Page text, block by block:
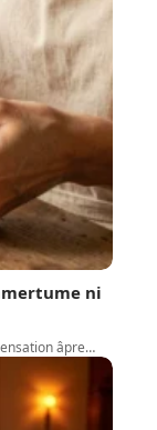
ni
âpre…